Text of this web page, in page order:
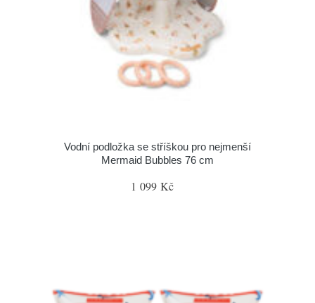
Vodní podložka se stříškou pro nejmenší
Mermaid Bubbles 76 cm
1 099 Kč